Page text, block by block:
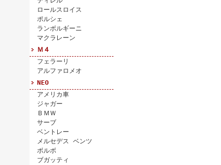
ロールスロイス
ポルシェ
ランボルギーニ
マクラレーン
Ｍ４
フェラーリ
アルファロメオ
NEO
アメリカ車
ジャガー
ＢＭＷ
サーブ
ベントレー
メルセデス ベンツ
ボルボ
ブガッティ